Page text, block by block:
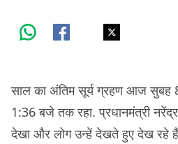
साल का अंतिम सूर्य ग्रहण आज सुबह
1:36 बजे तक रहा. प्रधानमंत्री नरेंद्र
देखा और लोग उन्हें देखते हुए देख रहे